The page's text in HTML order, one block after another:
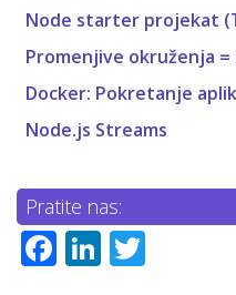
Node starter projekat
Promenjive okruženja =
Docker: Pokretanje
Node.js Streams
Pratite nas:
Facebook
LinkedIn